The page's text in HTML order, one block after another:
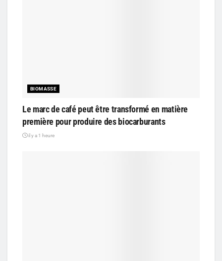
BIOMASSE
Le marc de café peut être transformé en matière
première pour produire des biocarburants
il y a 1 heure